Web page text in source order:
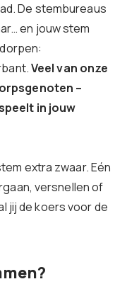
De stembureaus
en jouw stem
Veel van onze
–
in jouw
extra zwaar. Eén
versnellen of
jij de koers voor de